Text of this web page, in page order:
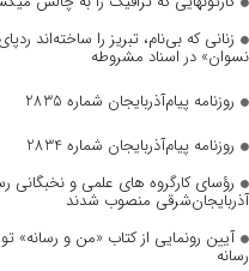
زنانی که بی‌نام، تبریز را ساخته‌اند
نسوان» در اسناد مشروطه
روزنامه پیام‌آذربایجان شماره 2835
روزنامه پیام‌آذربایجان شماره 2834
رؤسای کارگروه های علمی و نخبگانی
آذربایجان‌شرقی منصوب شدند
آیین رونمایی از کتاب «من و رسانه»
رسانه